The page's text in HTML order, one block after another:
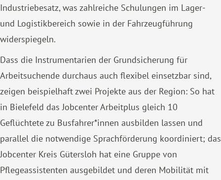
Industriebesatz, was zahlreiche Schulungen im Lager-
und Logistikbereich sowie in der Fahrzeugführung
widerspiegeln.
Dass die Instrumentarien der Grundsicherung für
Arbeitsuchende durchaus auch flexibel einsetzbar sind,
zeigen beispielhaft zwei Projekte aus der Region: So hat
in Bielefeld das Jobcenter Arbeitplus gleich 10
Geflüchtete zu Busfahrer*innen ausbilden lassen und
parallel die notwendige Sprachförderung koordiniert; das
Jobcenter Kreis Gütersloh hat eine Gruppe von
Pflegeassistenten ausgebildet und deren Mobilität mit